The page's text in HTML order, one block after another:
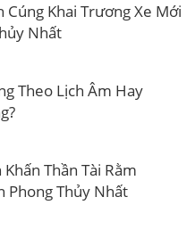
Cúng Khai Trương Xe Mới
Nhất
Theo Lịch Âm Hay
Thần Tài Rằm
Phong Thủy Nhất